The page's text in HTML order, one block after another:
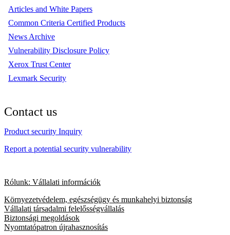
Articles and White Papers
Common Criteria Certified Products
News Archive
Vulnerability Disclosure Policy
Xerox Trust Center
Lexmark Security
Contact us
Product security Inquiry
Report a potential security vulnerability
Rólunk: Vállalati információk
Környezetvédelem, egészségügy és munkahelyi biztonság
Vállalati társadalmi felelősségvállalás
Biztonsági megoldások
Nyomtatópatron újrahasznosítás